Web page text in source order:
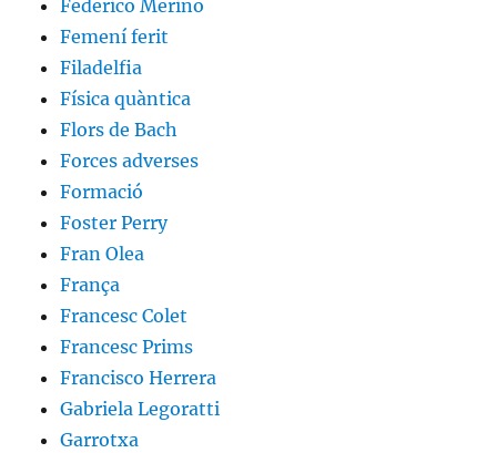
Federico Merino
Femení ferit
Filadelfia
Física quàntica
Flors de Bach
Forces adverses
Formació
Foster Perry
Fran Olea
França
Francesc Colet
Francesc Prims
Francisco Herrera
Gabriela Legoratti
Garrotxa